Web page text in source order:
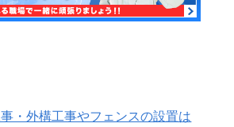
・外構工事やフェンスの設置は